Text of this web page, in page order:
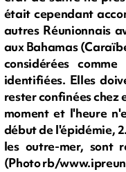
était cependant
autres Réunionnais
aux Bahamas
considérées
identifiées. Elles
rester confinées chez
moment et l'heure
début de l'épidémie,
les outre-mer, sont
(Photo rb/